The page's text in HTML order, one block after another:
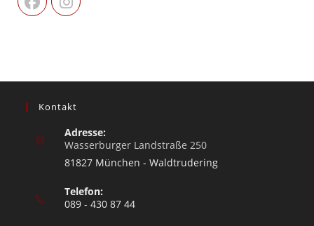
Kontakt
Adresse:
Wasserburger Landstraße 250
81827 München - Waldtrudering
Telefon:
089 - 430 87 44